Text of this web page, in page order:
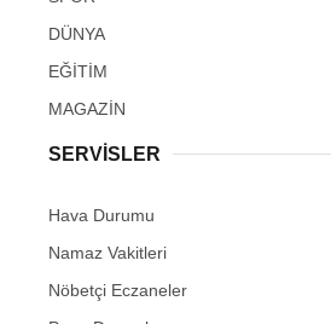
DÜNYA
EĞİTİM
MAGAZİN
SERVİSLER
Hava Durumu
Namaz Vakitleri
Nöbetçi Eczaneler